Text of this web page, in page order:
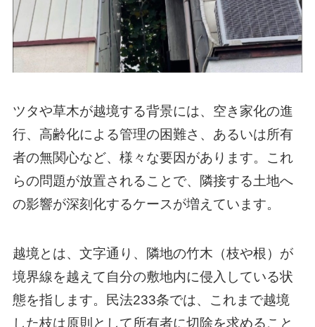
ツタや草木が越境する背景には、空き家化の進
行、高齢化による管理の困難さ、あるいは所有
者の無関心など、様々な要因があります。これ
らの問題が放置されることで、隣接する土地へ
の影響が深刻化するケースが増えています。
越境とは、文字通り、隣地の竹木（枝や根）が
境界線を越えて自分の敷地内に侵入している状
態を指します。民法233条では、これまで越境
した枝は原則として所有者に切除を求めること